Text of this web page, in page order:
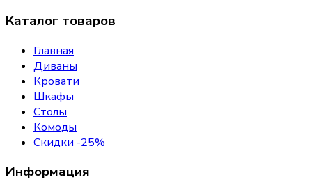
Каталог товаров
Главная
Диваны
Кровати
Шкафы
Столы
Комоды
Скидки -25%
Информация